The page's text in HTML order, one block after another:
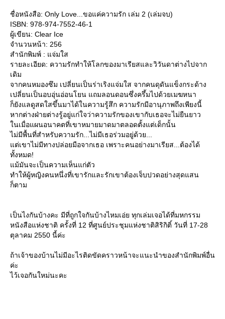
ชื่อหนังสือ: Only Love...ขอแค่ความรัก เล่ม 2 (เล่มจบ)
ISBN: 978-974-7552-46-1
ผู้เขียน: Clear Ice
จำนวนหน้า: 256
สำนักพิมพ์ : แจ่มใส
รายละเอียด: ความรักทำให้โลกของมาเรียสและวิวันดาต่างไปจาก
เดิม
จากคนหมองซึม เปลี่ยนเป็นร่าเริงแจ่มใส จากคนดุดันแข็งกระด้าง
เปลี่ยนเป็นอบอุ่นอ่อนโยน แถมลอนดอนซึ่งครึ้มไปด้วยเมฆหนา
ก็ยังแลดูสดใสขึ้นมาได้ในความรู้สึก ความรักมีอานุภาพถึงเพียงนี้
หากต่างฝ่ายต่างรู้อยู่แก่ใจว่าความรักของเขากับเธอจะไม่ยืนยาว
ในเมื่อแผนอนาคตที่เขาหมายมาดมาตลอดตั้งแต่เด็กนั้น
ไม่มีพื้นที่สำหรับความรัก...ไม่มีเธอร่วมอยู่ด้วย...
แต่เขาไม่มีทางปล่อยมือจากเธอ เพราะคนอย่างมาเรียส...ต้องได้
ทั้งหมด!
แม้มันจะเป็นความเห็นแก่ตัว
ทำให้ผู้หญิงคนหนึ่งที่เขารักและรักเขาต้องเจ็บปวดอย่างสุดแสน
ก็ตาม
เป็นไงกันบ้างคะ มีที่ถูกใจกันบ้างไหมเอ่ย ทุกเล่มเจอได้ที่มหกรรม
หนังสือแห่งชาติ ครั้งที่ 12 ที่ศูนย์ประชุมแห่งชาติสิริกิติ์ วันที่ 17-28
ตุลาคม 2550 นี้ค่ะ
ถ้าเจ้าของบ้านไม่มีอะไรติดขัดคราวหน้าจะแนะนำของสำนักพิมพ์อื่น
ค่ะ
ไว้เจอกันใหม่นะคะ